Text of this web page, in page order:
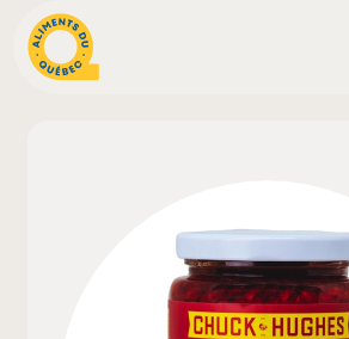
Recettes
Inspirations d'ici